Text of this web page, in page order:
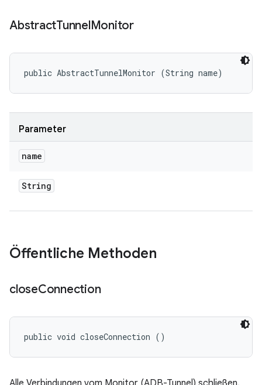
AbstractTunnelMonitor
public AbstractTunnelMonitor (String name)
Parameter
name
String
Öffentliche Methoden
closeConnection
public void closeConnection ()